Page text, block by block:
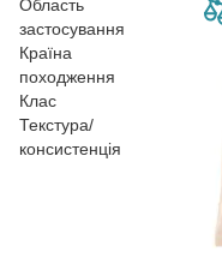
Область
застосування
Країна
походження
Клас
Текстура/
консистенція